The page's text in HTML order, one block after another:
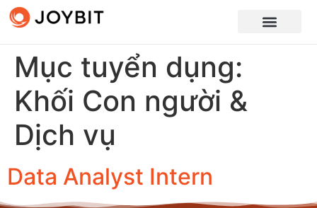
Mục tuyển dụng:
Khối Con người &
Dịch vụ
Data Analyst Intern